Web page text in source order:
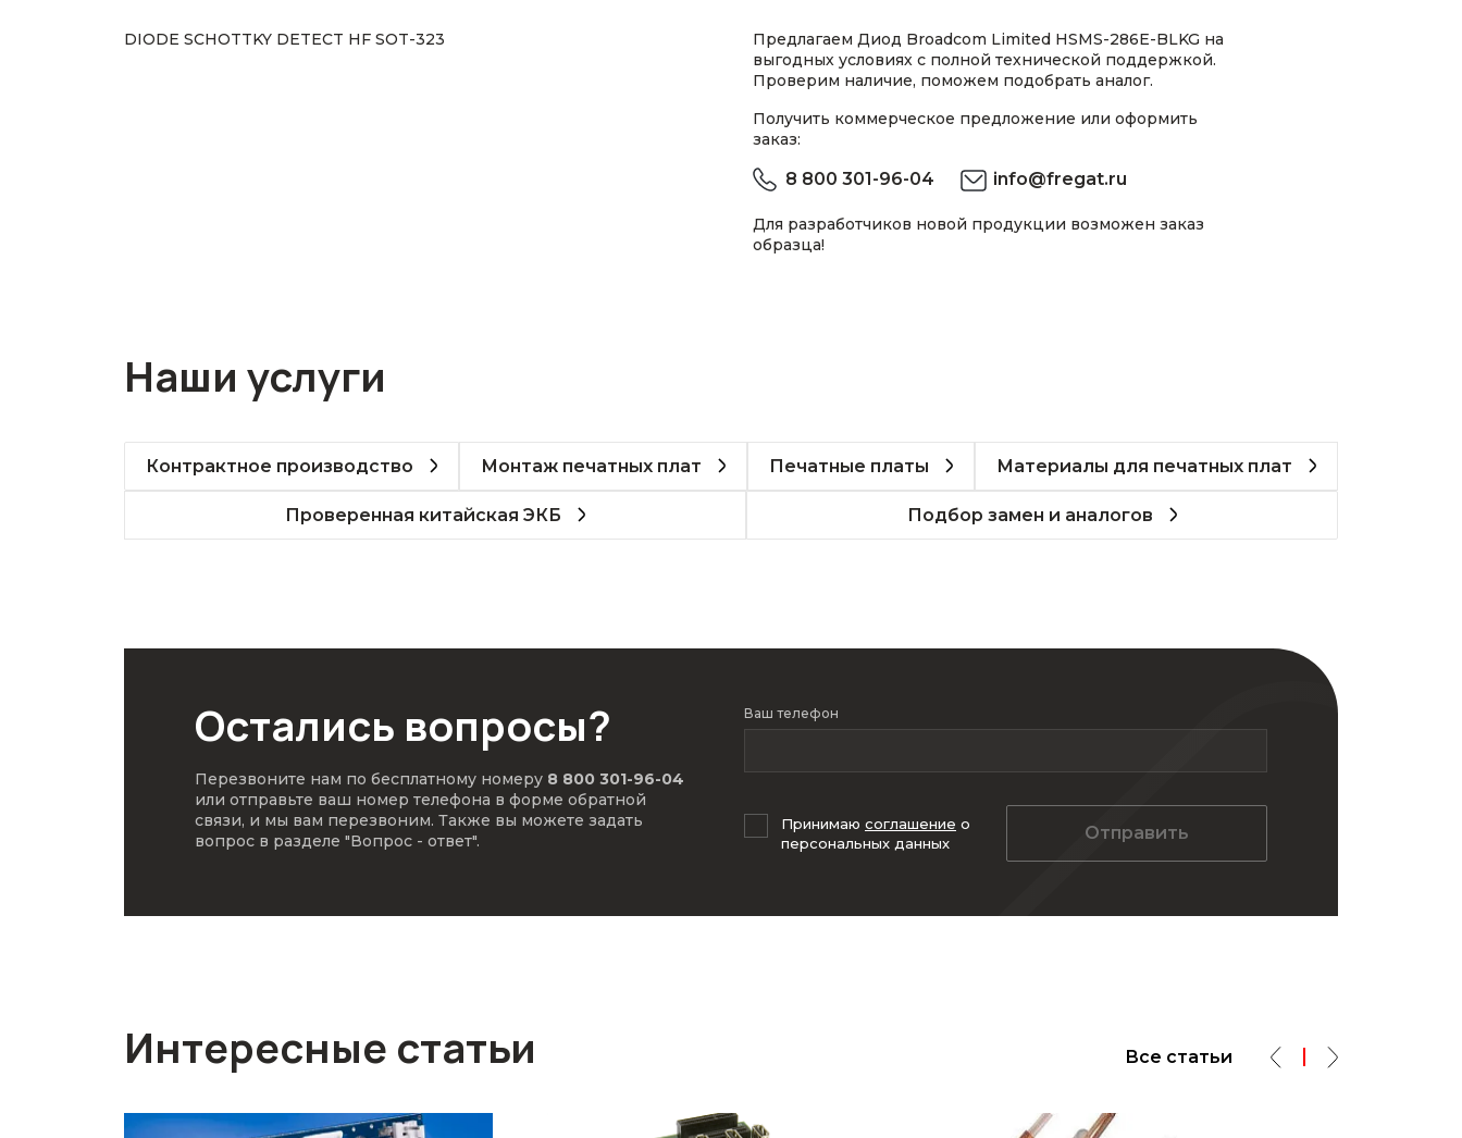
DIODE SCHOTTKY DETECT HF SOT-323
Предлагаем Диод Broadcom Limited HSMS-286E-BLKG на
выгодных условиях с полной технической поддержкой.
Проверим наличие, поможем подобрать аналог.
Получить коммерческое предложение или оформить
заказ:
8 800 301-96-04 info@fregat.ru
Для разработчиков новой продукции возможен заказ
образца!
Наши услуги
Контрактное производство Монтаж печатных плат Печатные платы Материалы для печатных плат
Проверенная китайская ЭКБ Подбор замен и аналогов
Остались вопросы?
Перезвоните нам по бесплатному номеру 8 800 301-96-04
или отправьте ваш номер телефона в форме обратной
связи, и мы вам перезвоним. Также вы можете задать
вопрос в разделе "Вопрос - ответ".
Ваш телефон
Принимаю соглашение о
персональных данных
Отправить
Интересные статьи Все статьи